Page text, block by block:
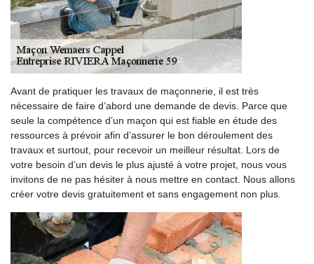
Avant de pratiquer les travaux de maçonnerie, il est très
nécessaire de faire d’abord une demande de devis. Parce que
seule la compétence d’un maçon qui est fiable en étude des
ressources à prévoir afin d’assurer le bon déroulement des
travaux et surtout, pour recevoir un meilleur résultat. Lors de
votre besoin d’un devis le plus ajusté à votre projet, nous vous
invitons de ne pas hésiter à nous mettre en contact. Nous allons
créer votre devis gratuitement et sans engagement non plus.